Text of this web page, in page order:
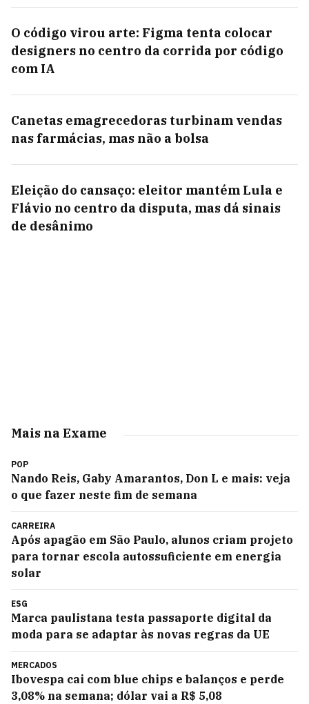
O código virou arte: Figma tenta colocar
designers no centro da corrida por código
com IA
Canetas emagrecedoras turbinam vendas
nas farmácias, mas não a bolsa
Eleição do cansaço: eleitor mantém Lula e
Flávio no centro da disputa, mas dá sinais
de desânimo
Mais na Exame
POP
Nando Reis, Gaby Amarantos, Don L e mais: veja
o que fazer neste fim de semana
CARREIRA
Após apagão em São Paulo, alunos criam projeto
para tornar escola autossuficiente em energia
solar
ESG
Marca paulistana testa passaporte digital da
moda para se adaptar às novas regras da UE
MERCADOS
Ibovespa cai com blue chips e balanços e perde
3,08% na semana; dólar vai a R$ 5,08